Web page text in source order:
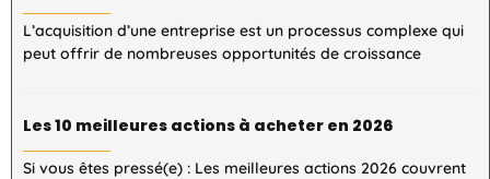
L’acquisition d’une entreprise est un processus complexe qui
peut offrir de nombreuses opportunités de croissance
Les 10 meilleures actions à acheter en 2026
Si vous êtes pressé(e) : Les meilleures actions 2026 couvrent